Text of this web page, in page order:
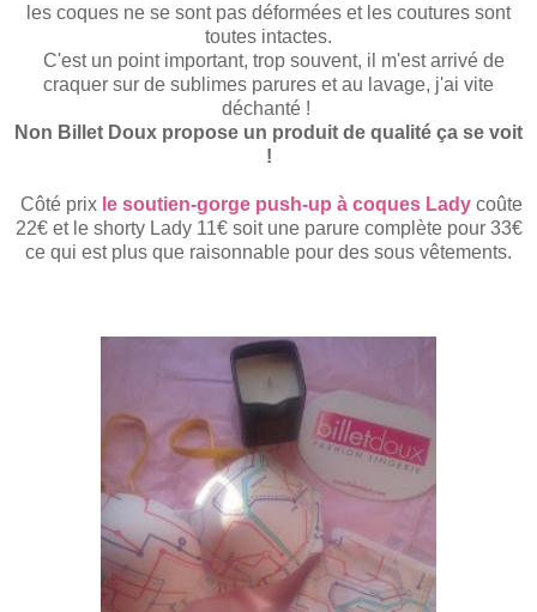
les coques ne se sont pas déformées et les coutures sont
toutes intactes.
C'est un point important, trop souvent, il m'est arrivé de
craquer sur de sublimes parures et au lavage, j'ai vite
déchanté !
Non Billet Doux propose un produit de qualité ça se voit
!
Côté prix le soutien-gorge push-up à coquesLadycoûte
22€et le shorty Lady 11€ soit une parure complète pour 33€
ce qui est plus que raisonnable pour des sous vêtements.